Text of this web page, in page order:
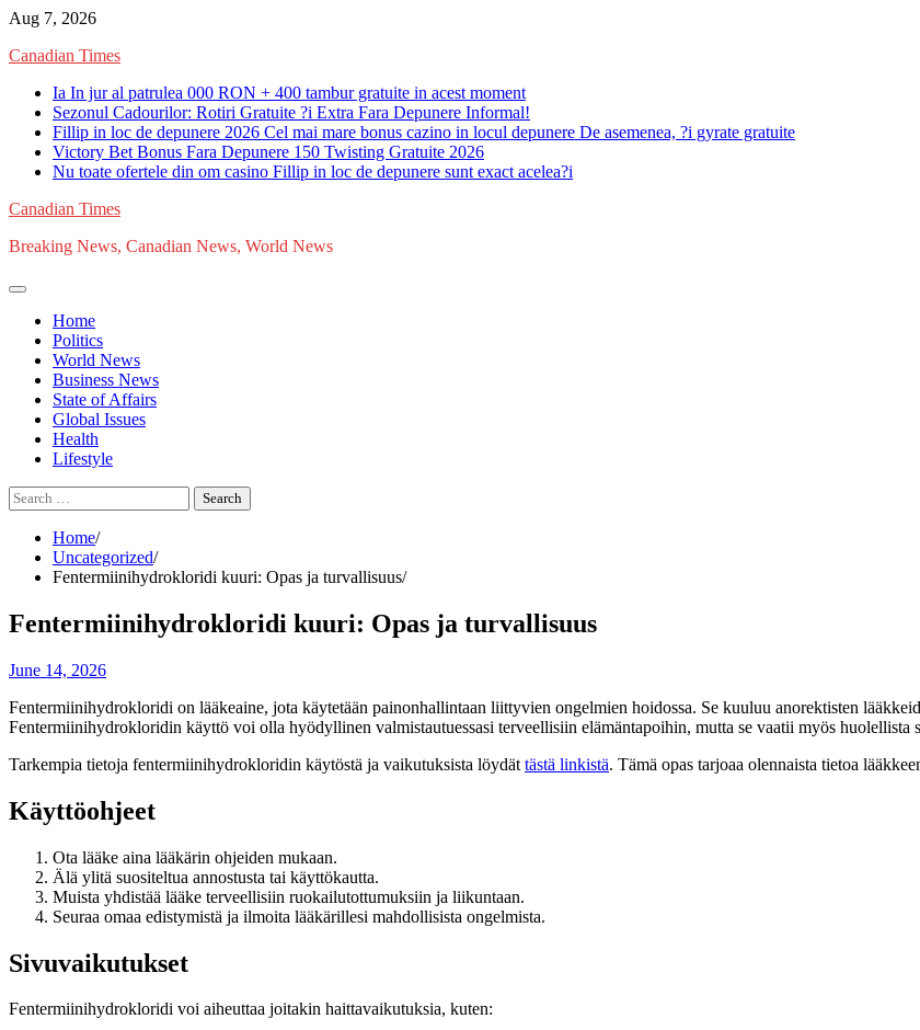
Skip
content
Aug 7, 2026
Canadian Times
Ia In jur al patrulea 000 RON + 400 tambur gratuite in acest moment
Sezonul Cadourilor: Rotiri Gratuite ?i Extra Fara Depunere Informal!
Fillip in loc de depunere 2026 Cel mai mare bonus cazino in locul depunere De asemenea, ?i gyrate gratuite
Victory Bet Bonus Fara Depunere 150 Twisting Gratuite 2026
Nu toate ofertele din om casino Fillip in loc de depunere sunt exact acelea?i
Canadian Times
Breaking News, Canadian News, World News
Home
Politics
World News
Business News
State of Affairs
Global Issues
Health
Lifestyle
Search
for:
Home
Uncategorized
Fentermiinihydrokloridi kuuri: Opas ja turvallisuus
Fentermiinihydrokloridi kuuri: Opas ja turvallisuus
June 14, 2026
Fentermiinihydrokloridi on lääkeaine, jota käytetään painonhallintaan liittyvien ongelmien hoidossa. Se kuuluu anorektisten
Fentermiinihydrokloridin käyttö voi olla hyödyllinen valmistautuessasi terveellisiin elämäntapoihin, mutta se vaatii myös huolellista
Tarkempia tietoja fentermiinihydrokloridin käytöstä ja vaikutuksista löydät tästä linkistä. Tämä opas tarjoaa olennaista tietoa
Käyttöohjeet
Ota lääke aina lääkärin ohjeiden mukaan.
Älä ylitä suositeltua annostusta tai käyttökautta.
Muista yhdistää lääke terveellisiin ruokailutottumuksiin ja liikuntaan.
Seuraa omaa edistymistä ja ilmoita lääkärillesi mahdollisista ongelmista.
Sivuvaikutukset
Fentermiinihydrokloridi voi aiheuttaa joitakin haittavaikutuksia, kuten: